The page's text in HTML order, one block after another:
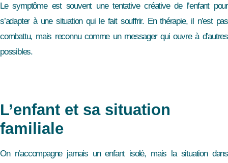
Le symptôme est souvent une tentative créative de l’enfant pour
s’adapter à une situation qui le fait souffrir. En thérapie, il n’est pas
combattu, mais reconnu comme un messager qui ouvre à d’autres
possibles.
L’enfant et sa situation
familiale
On n’accompagne jamais un enfant isolé, mais la situation dans